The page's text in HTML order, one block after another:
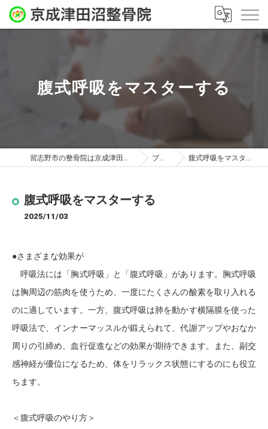
腹式呼吸をマスターする
習志野市の整骨院は京成津田沼整骨院 ブログ 腹式呼吸をマスターする
腹式呼吸をマスターする
2025/11/03
●さまざまな効果が
呼吸法には「胸式呼吸」と「腹式呼吸」があります。胸式呼吸
は胸周辺の筋肉を使うため、一度にたくさんの酸素を取り入れる
のに適しています。一方、腹式呼吸は肺を動かす横隔膜を使った
呼吸法で、インナーマッスルが鍛えられて、代謝アップやおなか
周りの引締め、血行促進などの効果が期待できます。また、副交
感神経が優位になるため、体をリラックス状態にするのにも役立
ちます。
＜腹式呼吸のやり方＞